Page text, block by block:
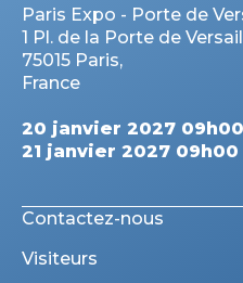
Paris Expo - Porte de
1 Pl. de la Porte de
75015 Paris,
France
20 janvier 2027
21 janvier 2027 09h00
Contactez-nous
Visiteurs